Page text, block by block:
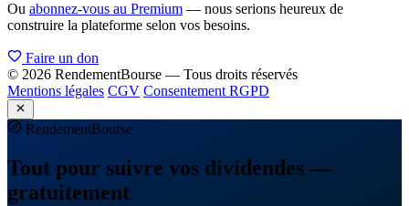
Ou abonnez-vous au Premium — nous serions heureux de
construire la plateforme selon vos besoins.
Faire un don
© 2026 RendementBourse — Tous droits réservés
Mentions légales CGV Consentement RGPD
RendementBourse
Tout pour suivre vos dividendes —
gratuitement